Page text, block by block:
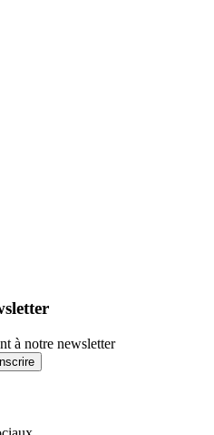
à notre newsletter